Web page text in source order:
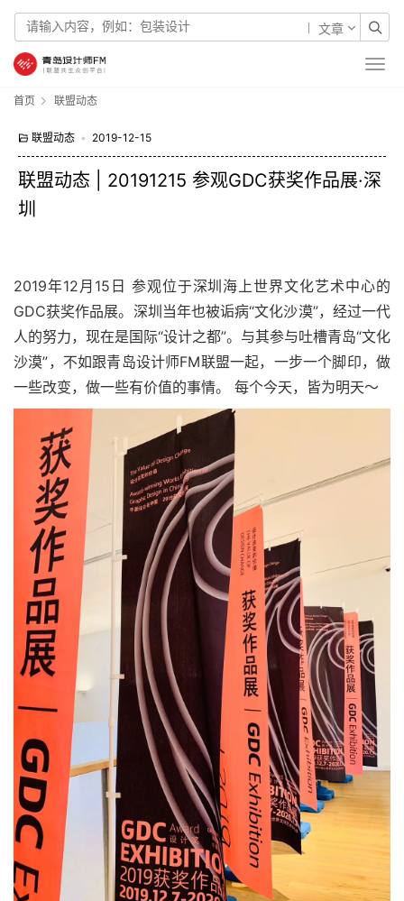
文章
首页 联盟动态
联盟动态 • 2019-12-15
联盟动态 | 20191215 参观GDC获奖作品展·深
圳
2019年12月15日 参观位于深圳海上世界文化艺术中心的
GDC获奖作品展。深圳当年也被诟病“文化沙漠”，经过一代
人的努力，现在是国际“设计之都”。与其参与吐槽青岛“文化
沙漠”，不如跟青岛设计师FM联盟一起，一步一个脚印，做
一些改变，做一些有价值的事情。 每个今天，皆为明天～